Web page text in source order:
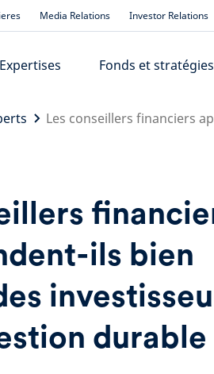
Media Relations Investor Relations
Expertises Fonds et stratégies
Les conseillers financiers
ils bien
durable